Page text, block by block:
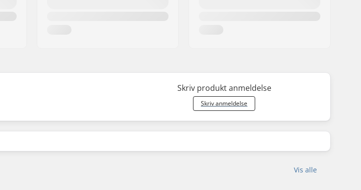
Skriv produkt anmeldelse
Skriv anmeldelse
Vis alle